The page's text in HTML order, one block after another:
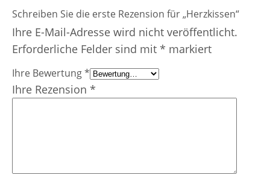
Schreiben Sie die erste Rezension für „Herzkissen“
Ihre E-Mail-Adresse wird nicht veröffentlicht.
Erforderliche Felder sind mit * markiert
Ihre Bewertung*
Ihre Rezension *